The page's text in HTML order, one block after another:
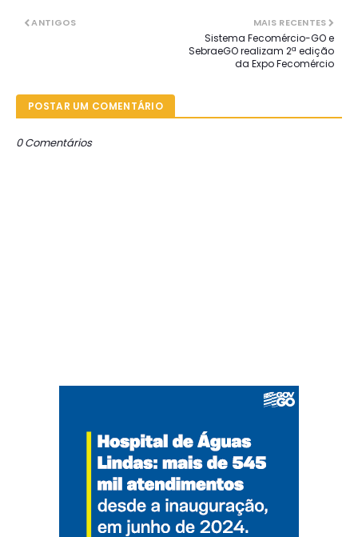
MAIS RECENTES
Sistema Fecomércio-GO e
SebraeGO realizam 2ª edição
da Expo Fecomércio
ANTIGOS
POSTAR UM COMENTÁRIO
0 Comentários